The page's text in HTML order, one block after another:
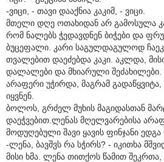
-ვიცი, - თავი დააქნია კაკიმ, - ვიცი.
მთელი დღე ოთახიდან არ გამოსულა
რომ ნალებს ჭედავდნენ ბიჭები და
ბუცეფალი. კარი საგულდაგულოდ
თვალებით დაეძებდა კაკი. აკლდა,
დალალები და მხიარული შეძახილები.
არაფერი უჭირდა, მაგრამ
იყვნენ.
ბოლოს, გრძელ მუხის მაგიდასთან
დაეჭვებით.ლენას მღელვარებისა
მოდუღებული შავი ყავის ფინჯანი ედგა
-ლენა, ბავშვს რა სჭირს? - იკითხა
მისი ხმა. ლენა თითქოს წამით შეკრთა,